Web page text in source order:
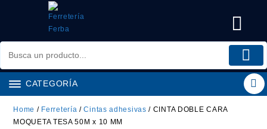
CATEGORÍA
Home / Ferretería /Cintas adhesivas / CINTA DOBLE CARA
MOQUETA TESA 50M x 10 MM